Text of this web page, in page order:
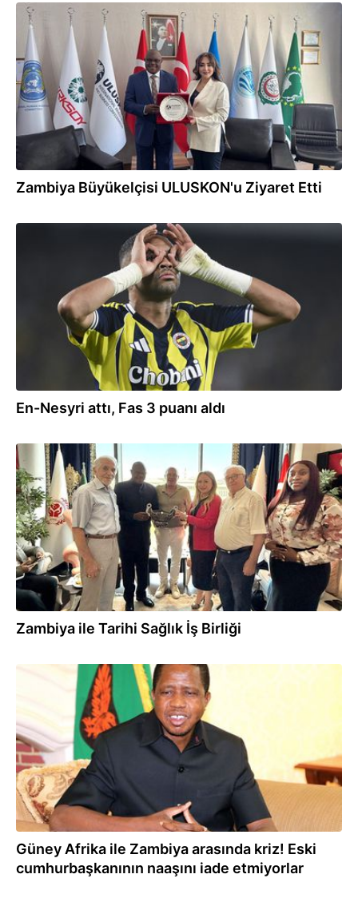
08.10.2025
Zambiya Büyükelçisi ULUSKON'u Ziyaret Etti
En-Nesyri attı, Fas 3 puanı aldı
26.08.2025
Zambiya ile Tarihi Sağlık İş Birliği
18.08.2025
Güney Afrika ile Zambiya arasında kriz! Eski
cumhurbaşkanının naaşını iade etmiyorlar